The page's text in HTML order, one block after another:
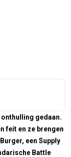
onthulling gedaan.
feit en ze brengen
een Supply
Battle